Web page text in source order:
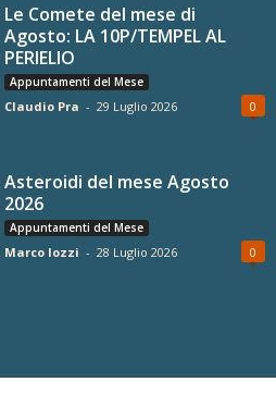
Le Comete del mese di
Agosto: LA 10P/TEMPEL AL
PERIELIO
Appuntamenti del Mese
Claudio Pra - 29 Luglio 2026 0
Asteroidi del mese Agosto
2026
Appuntamenti del Mese
Marco Iozzi - 28 Luglio 2026 0